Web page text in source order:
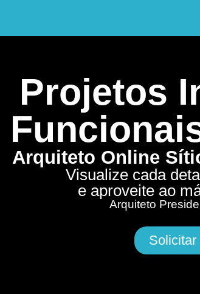
Projetos
Arquiteto Online
Visualize cada
e aproveite ao
Arquiteto
Solicitar